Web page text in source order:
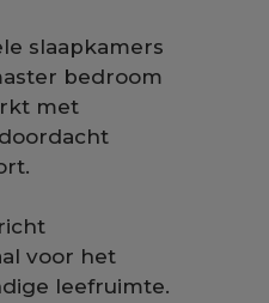
slaapkamers
bedroom
met
voor het
leefruimte.